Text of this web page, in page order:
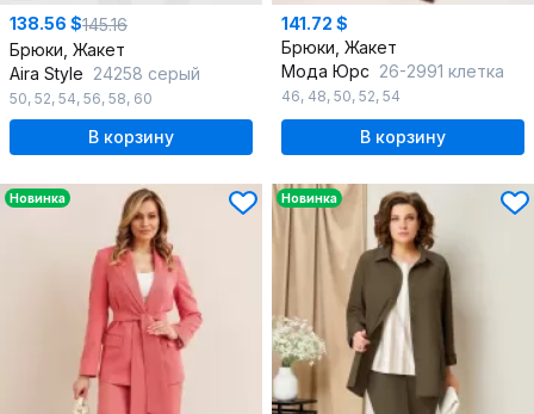
138.56 $145.16
Брюки, Жакет
Aira Style 24258 серый
50, 52, 54, 56, 58, 60
В корзину
141.72 $
Брюки, Жакет
Мода Юрс 26-2991 клетка
46, 48, 50, 52, 54
В корзину
Новинка Новинка